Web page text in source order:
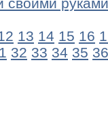
13 14 15 16
32 33 34 35 36